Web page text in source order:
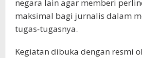
negara lain agar memberi
maksimal bagi jurnalis dalam
tugas-tugasnya.
Kegiatan dibuka dengan resmi